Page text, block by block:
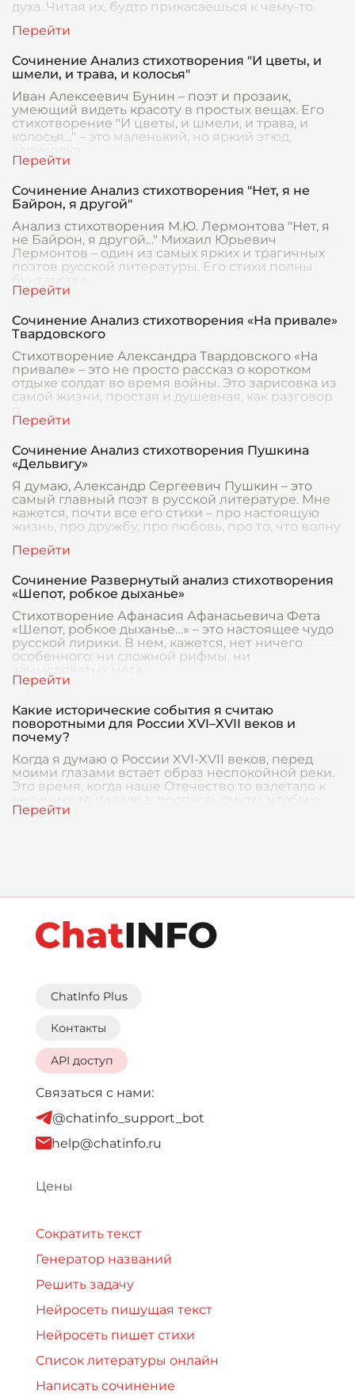
духа. Читая их, будто прикасаешься к чему-то
Сочинение Анализ стихотворения "И цветы, и
шмели, и трава, и колосья"
Иван Алексеевич Бунин – поэт и прозаик,
умеющий видеть красоту в простых вещах. Его
стихотворение "И цветы, и шмели, и трава, и
колосья…" – это маленький, но яркий этюд,
Сочинение Анализ стихотворения "Нет, я не
Байрон, я другой"
Анализ стихотворения М.Ю. Лермонтова "Нет, я
не Байрон, я другой…" Михаил Юрьевич
Лермонтов – один из самых ярких и трагичных
поэтов русской литературы. Его стихи полны
бунтарства,
Сочинение Анализ стихотворения «На привале»
Твардовского
Стихотворение Александра Твардовского «На
привале» – это не просто рассказ о коротком
отдыхе солдат во время войны. Это зарисовка из
самой жизни, простая и душевная, как разговор
Сочинение Анализ стихотворения Пушкина
«Дельвигу»
Я думаю, Александр Сергеевич Пушкин – это
самый главный поэт в русской литературе. Мне
кажется, почти все его стихи – про настоящую
жизнь, про дружбу, про любовь, про то, что волну
Сочинение Развернутый анализ стихотворения
«Шепот, робкое дыханье»
Стихотворение Афанасия Афанасьевича Фета
«Шепот, робкое дыханье…» – это настоящее чудо
русской лирики. В нем, кажется, нет ничего
особенного: ни сложной рифмы, ни
Какие исторические события я считаю
поворотными для России XVI–XVII веков и
почему?
Когда я думаю о России XVI-XVII веков, перед
моими глазами встает образ неспокойной реки.
Это время, когда наше Отечество то взлетало к
величию, то падало в пропасть смуты, чтобы с
ChatInfo Plus
Контакты
API доступ
Связаться с нами:
@chatinfo_support_bot
help@chatinfo.ru
Цены
Сократить текст
Генератор названий
Решить задачу
Нейросеть пишущая текст
Нейросеть пишет стихи
Список литературы онлайн
Написать сочинение